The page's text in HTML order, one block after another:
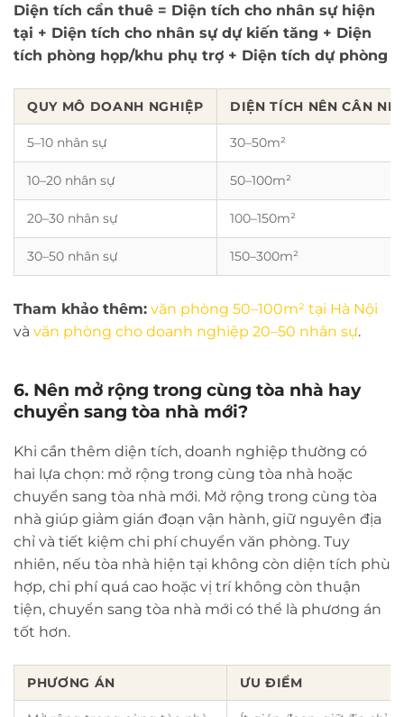
Diện tích cần thuê = Diện tích cho nhân sự hiện
tại + Diện tích cho nhân sự dự kiến tăng + Diện
tích phòng họp/khu phụ trợ + Diện tích dự phòng
QUY MÔ DOANH NGHIỆP DIỆN TÍCH NÊN CÂN
5–10 nhân sự 30–50m²
10–20 nhân sự 50–100m²
20–30 nhân sự 100–150m²
30–50 nhân sự 150–300m²
Tham khảo thêm: văn phòng 50–100m² tại Hà Nội
và văn phòng cho doanh nghiệp 20–50 nhân sự.
6. Nên mở rộng trong cùng tòa nhà hay
chuyển sang tòa nhà mới?
Khi cần thêm diện tích, doanh nghiệp thường có
hai lựa chọn: mở rộng trong cùng tòa nhà hoặc
chuyển sang tòa nhà mới. Mở rộng trong cùng tòa
nhà giúp giảm gián đoạn vận hành, giữ nguyên địa
chỉ và tiết kiệm chi phí chuyển văn phòng. Tuy
nhiên, nếu tòa nhà hiện tại không còn diện tích phù
hợp, chi phí quá cao hoặc vị trí không còn thuận
tiện, chuyển sang tòa nhà mới có thể là phương án
tốt hơn.
PHƯƠNG ÁN ƯU ĐIỂM